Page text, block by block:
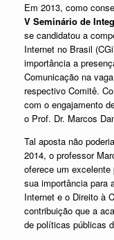
Em 2013, como
V Seminário de
se candidatou a
Internet no Brasil
importância a
Comunicação na
respectivo Comitê.
com o engajamento
o Prof. Dr. Marcos
Tal aposta não
2014, o professor
oferece um
sua importância para
Internet e o Direito à
contribuição que a
de políticas públicas